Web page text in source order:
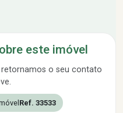
este imóvel
o seu contato
Ref. 33533